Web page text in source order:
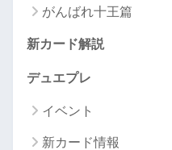
がんばれ十王篇
新カード解説
デュエプレ
イベント
新カード情報